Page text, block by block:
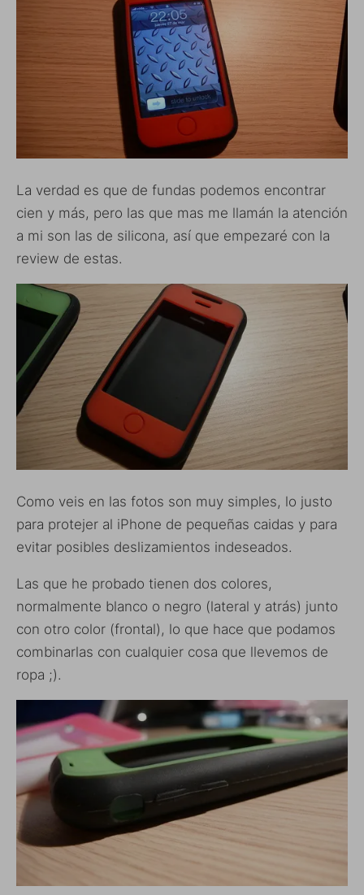
La verdad es que de fundas podemos encontrar
cien y más, pero las que mas me llamán la atención
a mi son las de silicona, así que empezaré con la
review de estas.
Como veis en las fotos son muy simples, lo justo
para protejer al iPhone de pequeñas caidas y para
evitar posibles deslizamientos indeseados.
Las que he probado tienen dos colores,
normalmente blanco o negro (lateral y atrás) junto
con otro color (frontal), lo que hace que podamos
combinarlas con cualquier cosa que llevemos de
ropa ;).